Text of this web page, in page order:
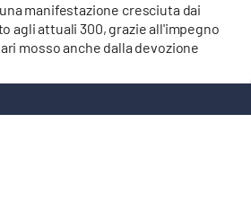
manifestazione cresciuta dai
agli attuali 300, grazie all'impegno
mosso anche dalla devozione